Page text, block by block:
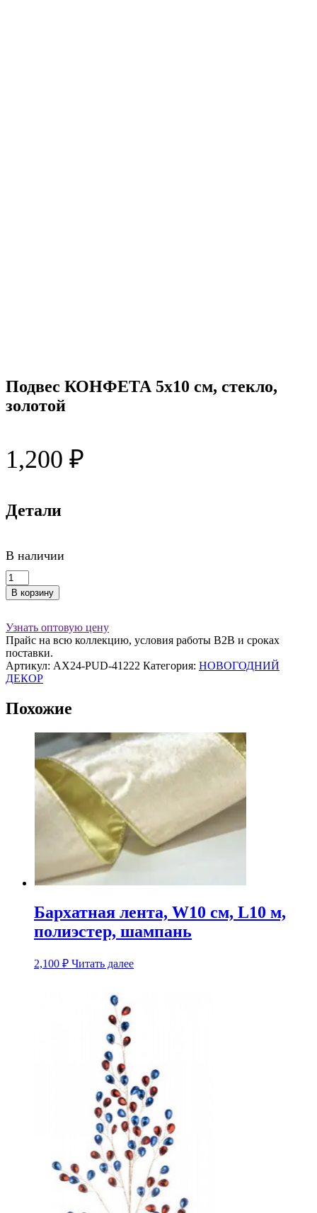
Подвес КОНФЕТА 5х10 см, стекло,
золотой
1,200 ₽
Детали
В наличии
Количество
товара
Подвес
5х10
см,
стекло,
золотой
В корзину
Узнать оптовую цену
Прайс на всю коллекцию, условия работы В2В и сроках
поставки.
Артикул: AX24-PUD-41222 Категория: НОВОГОДНИЙ
ДЕКОР
Похожие
Бархатная лента, W10 см, L10 м,
полиэстер, шампань
2,100 ₽ Читать далее